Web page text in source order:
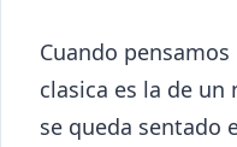
Cuando
clasica es la de
se queda sentado